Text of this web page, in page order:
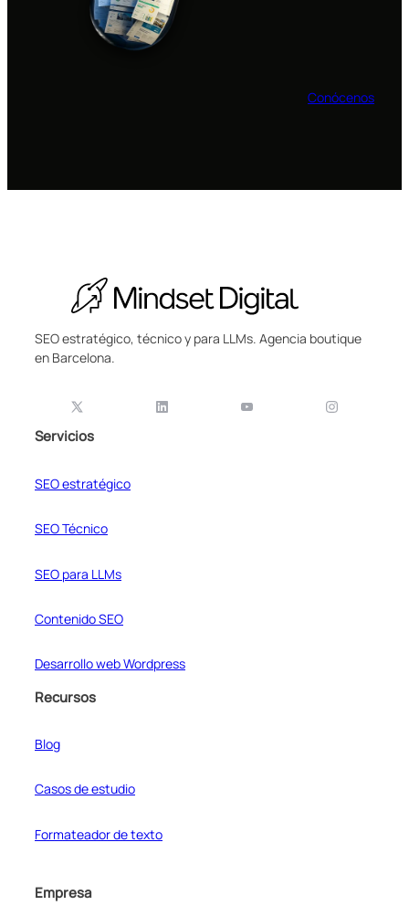
Conócenos
SEO estratégico, técnico y para LLMs. Agencia boutique
en Barcelona.
Servicios
SEO estratégico
SEO Técnico
SEO para LLMs
Contenido SEO
Desarrollo web Wordpress
Recursos
Blog
Casos de estudio
Formateador de texto
Empresa